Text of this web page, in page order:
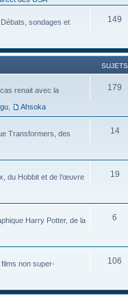
sondages et
149
SUJETS
renait avec la
Ahsoka
179
Transformers, des
14
du Hobbit et de l’œuvre
19
Harry Potter, de la
6
non super-
106